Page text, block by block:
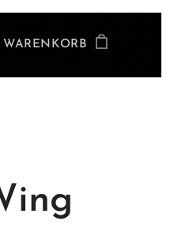
WARENKORB